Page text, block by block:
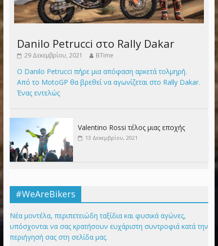
Danilo Petrucci στο Rally Dakar
29 Δεκεμβρίου, 2021 BTime
Ο Danilo Petrucci πήρε μια απόφαση αρκετά τολμηρή.
Από το MotoGP θα βρεθεί να αγωνίζεται στο Rally Dakar.
Ένας εντελώς
Valentino Rossi τέλος μιας εποχής
13 Δεκεμβρίου, 2021
#WeAreBikers
Νέα μοντέλα, περιπετειώδη ταξίδια και φυσικά αγώνες,
υπόσχονται να σας κρατήσουν ευχάριστη συντροφιά κατά την
περιήγησή σας στη σελίδα μας.